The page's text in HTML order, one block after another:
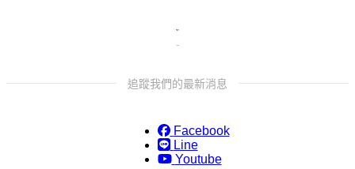
追蹤我們的最新消息
Facebook
Line
Youtube